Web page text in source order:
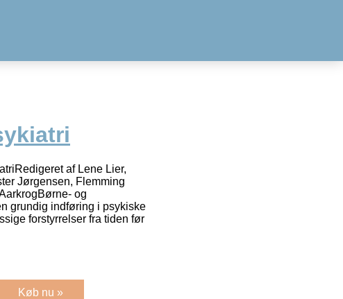
af Lene Lier,
Jørgensen, Flemming
og
grundig indføring i psykiske
forstyrrelser fra tiden før
Køb nu »